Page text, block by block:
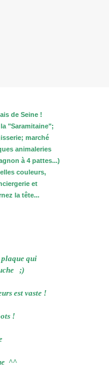
de Seine !
"Saramitaine";
marché
animaleries
à 4 pattes...)
couleurs,
et
la tête...
plaque qui
;)
est vaste !
!
^^